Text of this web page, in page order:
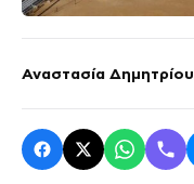
Αναστασία Δημητρίου